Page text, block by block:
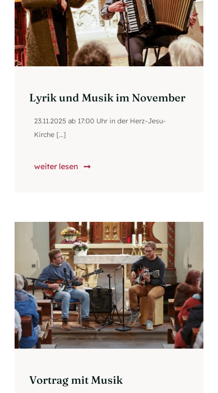
Lyrik und Musik im November
23.11.2025 ab 17:00 Uhr in der Herz-Jesu-
Kirche [...]
weiter lesen
Vortrag mit Musik